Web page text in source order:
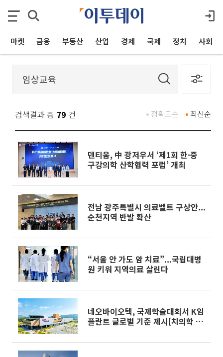
마켓 금융 부동산 산업 경제 국제 정치 사회
검색결과 총 79 건 최신순
정확도순
덴티움, 中 광저우서 ‘제1회 한·중
구강의학 산학협력 포럼’ 개최
전남 광주특별시 의료벨트 구상안...
순천지역 반발 확산
“서울 안 가도 암 치료”...국립대병
원 키워 지역의료 살린다
네오바이오텍, 국제학술대회서 K임
플란트 글로벌 기준 제시[치의학 AI